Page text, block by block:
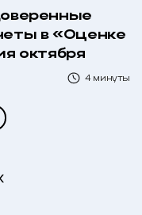
в «Оценке
октября
4 минуты